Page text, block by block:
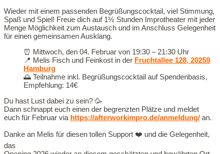
Wieder mit einem passenden Begrüßungscocktail, viel Stimmung,
Spaß und Spiel! Freue dich auf 1½ Stunden Improtheater mit jeder
Menge Möglichkeit zum Austausch und im Anschluss Gelegenheit
für einen gemeinsamen Ausklang.
⏰️ Mittwoch, den 04. Februar von 19:30 – 21:30 Uhr
📍 Melis Fisch und Feinkost in der Fruchtallee 128, 20259
Hamburg
🌅 Teilnahme inkl. Begrüßungscocktail auf Spendenbasis,
Empfehlung: 14€
Du hast Lust dabei zu sein? 🥳
Dann schnappt euch einen der begrenzten Plätze und meldet
euch für Februar via https://afterworkimpro.de/anmeldung/ an.
Danke an Melis für diesen tollen Support ❤️ und die Gelegenheit,
das